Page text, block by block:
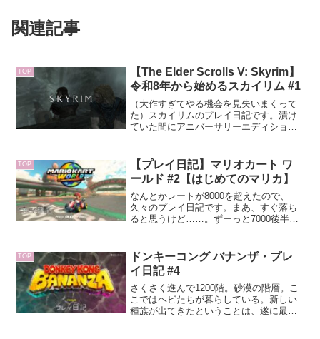
関連記事
TOP
【The Elder Scrolls V: Skyrim】
令和8年から始めるスカイリム #1
（大作すぎてやる機会を見失いまくって
た）スカイリムのプレイ日記です。漬け
ていた間にアニバーサリーエディション
あえず元のバージョンのままプレイする
ことにしました。必要かもって思ったら
アップグレードします。作品の知識に関
しては、5％くらいなら知ってることもあ
るって感じの初見です。試行錯誤しなが
ら楽しんでいきたいと思います。
TOP
【プレイ日記】マリオカート ワ
ールド #2【はじめてのマリカ】
なんとかレートが8000を超えたので、
久々のプレイ日記です。まあ、すぐ落ち
ると思うけど……。ずーっと7000後半で
くちゃ低い。適正が7000後半くらいなん
だろうな。
TOP
ドンキーコング バナンザ・プレ
イ日記 #4
さくさく進んで1200階。砂漠の階層。こ
こではヘビたちが暮らしている。新しい
種族が出てきたということは、遂に最後